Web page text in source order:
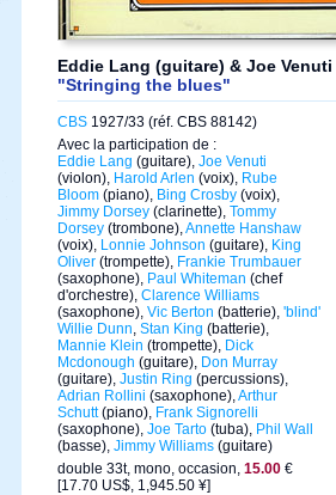
Eddie Lang (guitare) & Joe
"Stringing the blues"
CBS 1927/33 (réf. CBS 88142)
Avec la participation de :
Eddie Lang (guitare), Joe Venuti
(violon), Harold Arlen (voix), Rube
Bloom (piano), Bing Crosby (voix),
Jimmy Dorsey (clarinette), Tommy
Dorsey (trombone),Annette Hanshaw
(voix), Lonnie Johnson (guitare), King
Oliver (trompette), Frankie Trumbauer
(saxophone), Paul Whiteman (chef
d'orchestre), Clarence Williams
(saxophone), Vic Berton (batterie), 'blind'
Willie Dunn, Stan King (batterie),
Mannie Klein (trompette), Dick
Mcdonough (guitare), Don Murray
(guitare), Justin Ring (percussions),
Adrian Rollini (saxophone),Arthur
Schutt(piano), Frank Signorelli
(saxophone), Joe Tarto (tuba), Phil Wall
(basse), Jimmy Williams (guitare)
double 33t, mono, occasion, 15.00 €
[17.70 US$, 1,945.50 ¥]